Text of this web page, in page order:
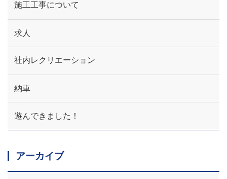
施工工事について
求人
社内レクリエーション
納車
遊んできました！
アーカイブ